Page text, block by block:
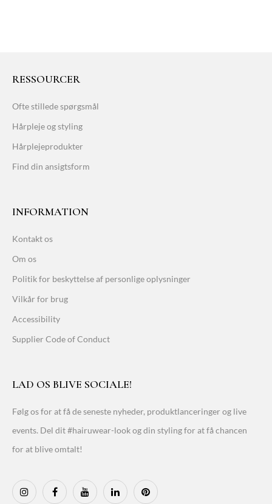
RESSOURCER
Ofte stillede spørgsmål
Hårpleje og styling
Hårplejeprodukter
Find din ansigtsform
INFORMATION
Kontakt os
Om os
Politik for beskyttelse af personlige oplysninger
Vilkår for brug
Accessibility
Supplier Code of Conduct
LAD OS BLIVE SOCIALE!
Følg os for at få de seneste nyheder, produktlanceringer og live
events. Del dit #hairuwear-look og din styling for at få chancen
for at blive omtalt!